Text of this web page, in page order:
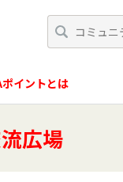
イントとは
広場